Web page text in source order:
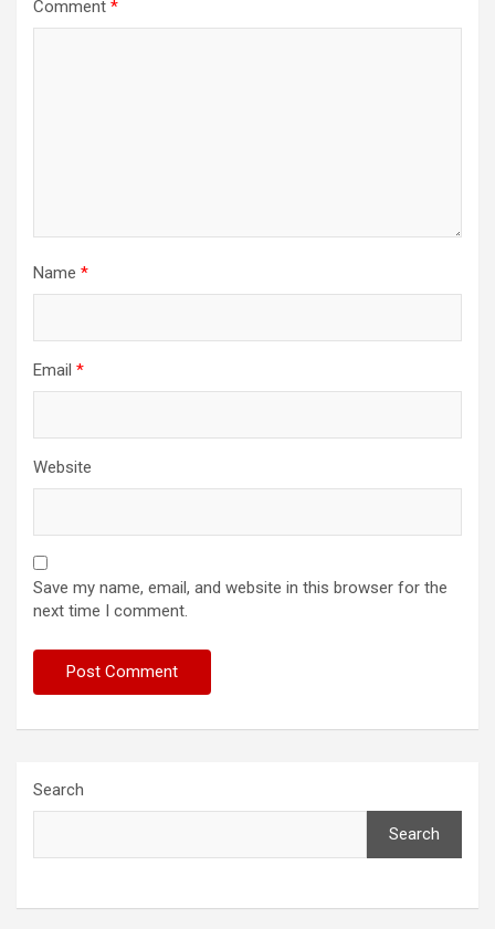
Comment *
Name *
Email *
Website
Save my name, email, and website in this browser for the
next time I comment.
Search
Search